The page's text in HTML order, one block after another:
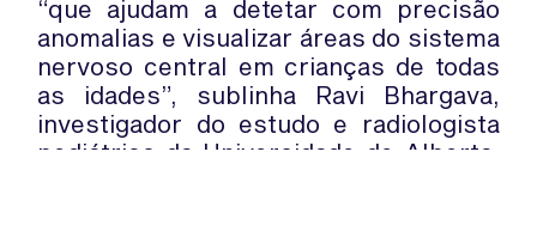
“que ajudam a detetar com precisão
anomalias e visualizar áreas do sistema
nervoso central em crianças de todas
as idades”, sublinha Ravi Bhargava,
investigador do estudo e radiologista
pediátrico da Universidade de Alberta,